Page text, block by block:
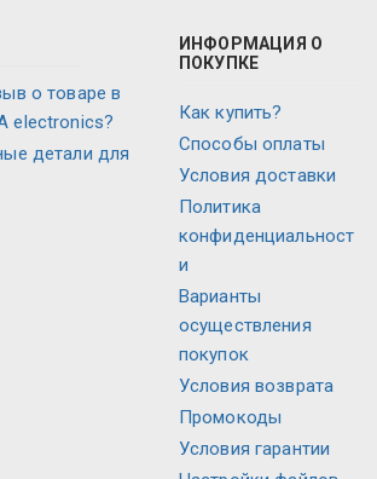
о товаре в
electronics?
детали для
ИНФОРМАЦИЯ О
ПОКУПКЕ
Как купить?
Способы оплаты
Условия доставки
Политика
конфиденциальност
и
Варианты
осуществления
покупок
Условия возврата
Промокоды
Условия гарантии